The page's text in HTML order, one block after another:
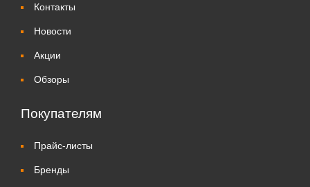
Контакты
Новости
Акции
Обзоры
Покупателям
Прайс-листы
Бренды